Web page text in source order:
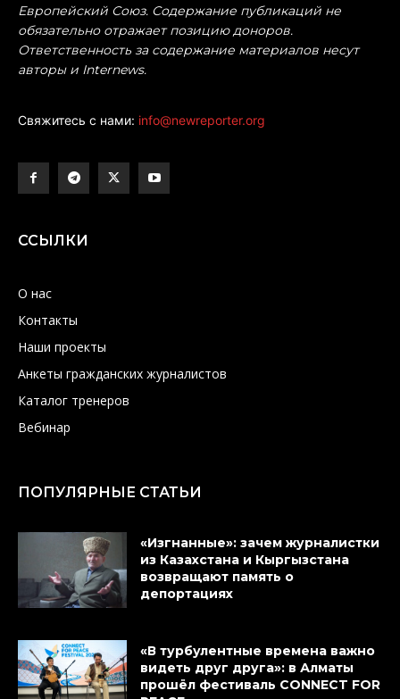
Европейский Союз. Содержание публикаций не
обязательно отражает позицию доноров.
Ответственность за содержание материалов несут
авторы и Internews.
Свяжитесь с нами: info@newreporter.org
ССЫЛКИ
О нас
Контакты
Наши проекты
Анкеты гражданских журналистов
Каталог тренеров
Вебинар
ПОПУЛЯРНЫЕ СТАТЬИ
«Изгнанные»: зачем журналистки
из Казахстана и Кыргызстана
возвращают память о
депортациях
«В турбулентные времена важно
видеть друг друга»: в Алматы
прошёл фестиваль CONNECT FOR